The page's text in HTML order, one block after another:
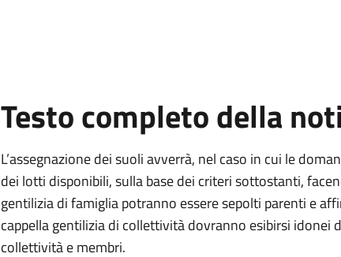
Testo completo della
L’assegnazione dei suoli avverrà, nel caso in cui le
dei lotti disponibili, sulla base dei criteri sottostanti,
gentilizia di famiglia potranno essere sepolti parenti e
cappella gentilizia di collettività dovranno esibirsi
collettività e membri.